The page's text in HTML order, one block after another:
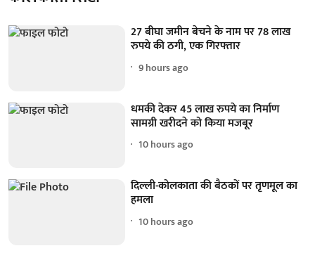
27 बीघा जमीन बेचने के नाम पर 78 लाख
रुपये की ठगी, एक गिरफ्तार
9 hours ago
धमकी देकर 45 लाख रुपये का निर्माण
सामग्री खरीदने को किया मजबूर
10 hours ago
दिल्ली-कोलकाता की बैठकों पर तृणमूल का
हमला
10 hours ago